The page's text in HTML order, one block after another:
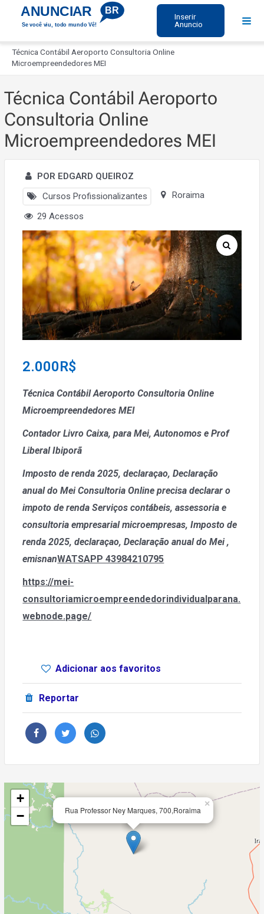
conteúdo
ANUNCIAR BR
Se você viu, todo mundo Vê!
Inserir
Anuncio
Técnica Contábil Aeroporto Consultoria Online
Microempreendedores MEI
Técnica Contábil Aeroporto
Consultoria Online
Microempreendedores MEI
POR EDGARD QUEIROZ
Cursos Profissionalizantes
Roraima
29 Acessos
2.000R$
Técnica Contábil Aeroporto Consultoria Online
Microempreendedores MEI
Contador Livro Caixa, para Mei, Autonomos e Prof
Liberal Ibiporã
Imposto de renda 2025, declaraçao, Declaração
anual do MeiConsultoria Online precisa declarar o
impoto de rendaServiços contábeis, assessoria e
consultoria empresarial microempresas, Imposto de
renda 2025, declaraçao, Declaração anual do Mei,
emisnanWATSAPP 43984210795
https://mei-
consultoriamicroempreendedorindividualparana.
webnode.page/
Adicionar aos favoritos
Reportar
Rua Professor Ney Marques, 700,Roraima
×
+
−